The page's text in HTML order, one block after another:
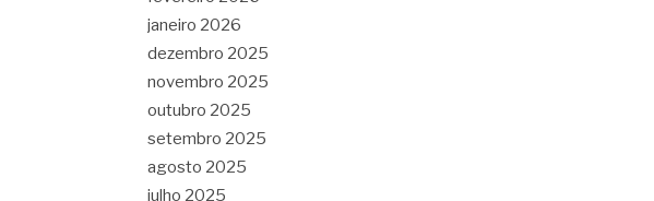
janeiro 2026
dezembro 2025
novembro 2025
outubro 2025
setembro 2025
agosto 2025
julho 2025